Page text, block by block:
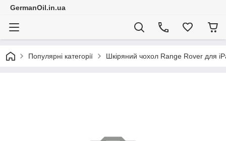
GermanOil.in.ua
Популярні категорії Шкіряний чохол Range Rover для